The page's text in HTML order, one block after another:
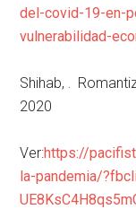
del-covid-19-en-
vulnerabilidad-
Shihab,.
2020
Ver:https://
la-pandemia/